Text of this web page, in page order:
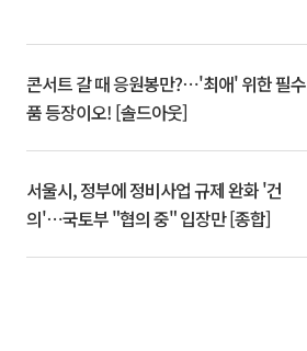
콘서트 갈 때 응원봉만?⋯'최애' 위한 필수
품 등장이오! [솔드아웃]
서울시, 정부에 정비사업 규제 완화 '건
의'⋯국토부 "협의 중" 입장만 [종합]